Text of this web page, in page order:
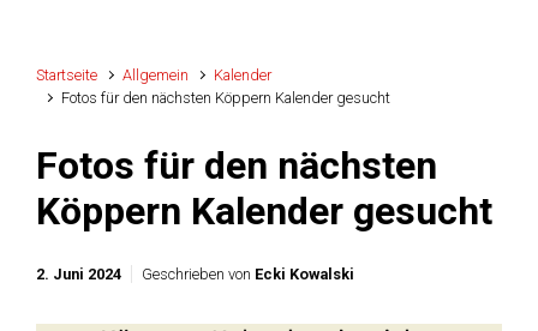
Startseite Allgemein
Kalender
Fotos für den nächsten Köppern Kalender gesucht
Fotos für den nächsten
Köppern Kalender gesucht
2. Juni 2024 Geschrieben von Ecki Kowalski